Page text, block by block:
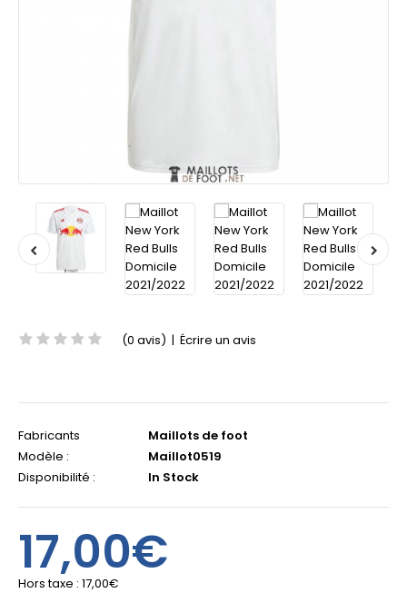
(0 avis) | Écrire un avis
Fabricants
Maillots de foot
Modèle :
Maillot0519
Disponibilité :
In Stock
17,00€
Hors taxe : 17,00€